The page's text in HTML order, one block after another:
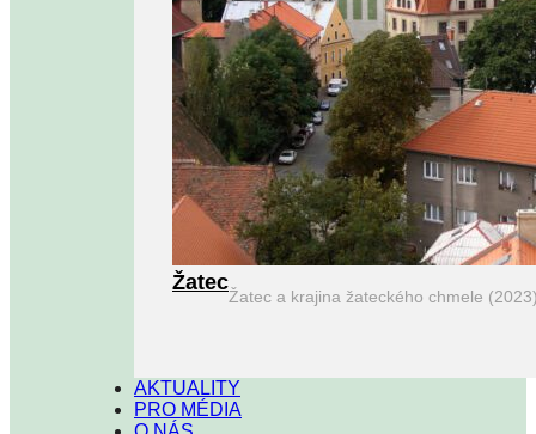
Žatec
Žatec a krajina žateckého chmele
AKTUALITY
PRO MÉDIA